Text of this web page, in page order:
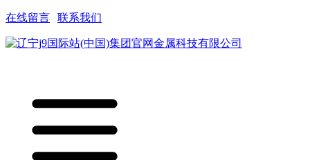
在线留言 联系我们